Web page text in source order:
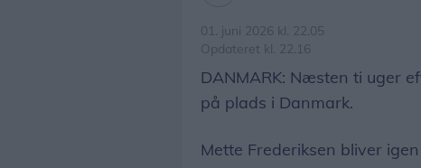
01. juni 2026 kl. 22.05
Opdateret kl. 22.16
DANMARK: Næsten ti uger
på plads i Danmark.
Mette Frederiksen bliver